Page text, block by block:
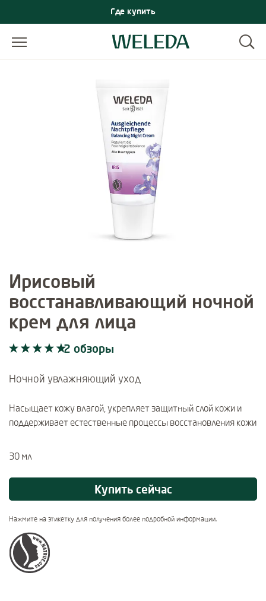
Где купить
Ирисовый
восстанавливающий ночной
крем для лица
Current rating: 5 out of 5 stars rated by 2 customers
2 обзоры
2 обзоры
Ночной увлажняющий уход
Насыщает кожу влагой, укрепляет защитный слой кожи и
поддерживает естественные процессы восстановления кожи
30 мл
Купить сейчас
Certifications
Нажмите на этикетку для получения более подробной информации.